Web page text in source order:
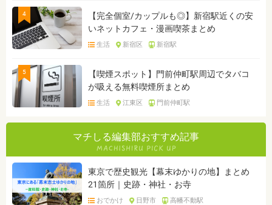
4
【完全個室/カップルも◎】新宿駅近くの安
いネットカフェ・漫画喫茶まとめ
生活 新宿区 新宿駅
5
【喫煙スポット】門前仲町駅周辺でタバコ
が吸える無料喫煙所まとめ
生活 江東区 門前仲町駅
マチしる編集部おすすめ記事
東京で歴史観光【幕末ゆかりの地】まとめ
21箇所｜史跡・神社・お寺
おでかけ 日野市 高幡不動駅